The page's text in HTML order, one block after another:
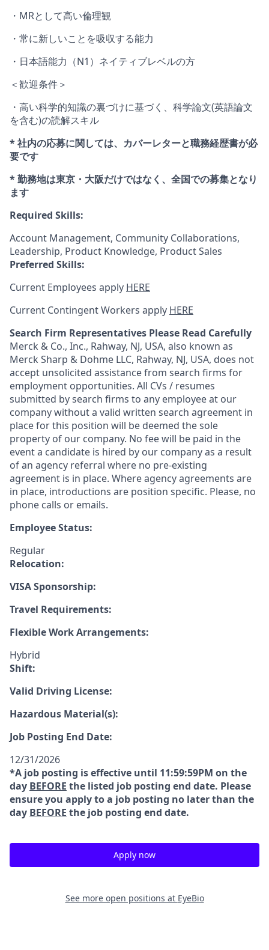
・MRとして高い倫理観
・常に新しいことを吸収する能力
・日本語能力（N1）ネイティブレベルの方
＜歓迎条件＞
・高い科学的知識の裏づけに基づく、科学論文(英語論文
を含む)の読解スキル
* 社内の応募に関しては、カバーレターと職務経歴書が必
要です
* 勤務地は東京・大阪だけではなく、全国での募集となり
ます
Required Skills:
Account Management, Community Collaborations,
Leadership, Product Knowledge, Product Sales
Preferred Skills:
Current Employees apply HERE
Current Contingent Workers apply HERE
Search Firm Representatives Please Read Carefully
Merck & Co., Inc., Rahway, NJ, USA, also known as
Merck Sharp & Dohme LLC, Rahway, NJ, USA, does not
accept unsolicited assistance from search firms for
employment opportunities. All CVs / resumes
submitted by search firms to any employee at our
company without a valid written search agreement in
place for this position will be deemed the sole
property of our company. No fee will be paid in the
event a candidate is hired by our company as a result
of an agency referral where no pre-existing
agreement is in place. Where agency agreements are
in place, introductions are position specific. Please, no
phone calls or emails.
Employee Status:
Regular
Relocation:
VISA Sponsorship:
Travel Requirements:
Flexible Work Arrangements:
Hybrid
Shift:
Valid Driving License:
Hazardous Material(s):
Job Posting End Date:
12/31/2026
*A job posting is effective until 11:59:59PM on the
day BEFORE the listed job posting end date. Please
ensure you apply to a job posting no later than the
day BEFORE the job posting end date.
Apply now
See more open positions at EyeBio